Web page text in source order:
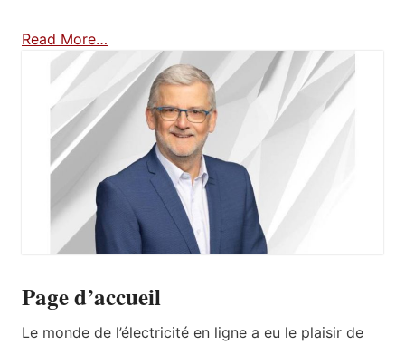
Read More…
Page d’accueil
Le monde de l’électricité en ligne a eu le plaisir de